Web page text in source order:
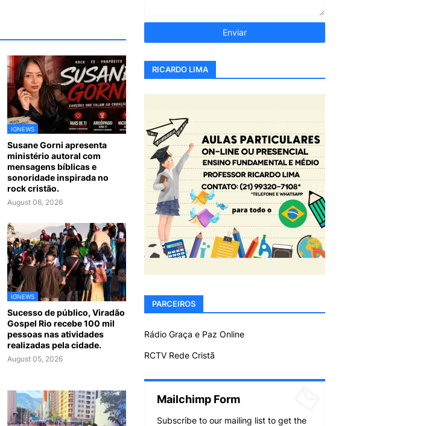
IGNEWS
Susane Gorni apresenta
ministério autoral com
mensagens bíblicas e
sonoridade inspirada no
rock cristão.
August 06, 2026
IGNEWS
Sucesso de público, Viradão
Gospel Rio recebe 100 mil
pessoas nas atividades
realizadas pela cidade.
August 05, 2026
RICARDO LIMA
PARCEIROS
Rádio Graça e Paz Online
RCTV Rede Cristã
Mailchimp Form
Subscribe to our mailing list to get the